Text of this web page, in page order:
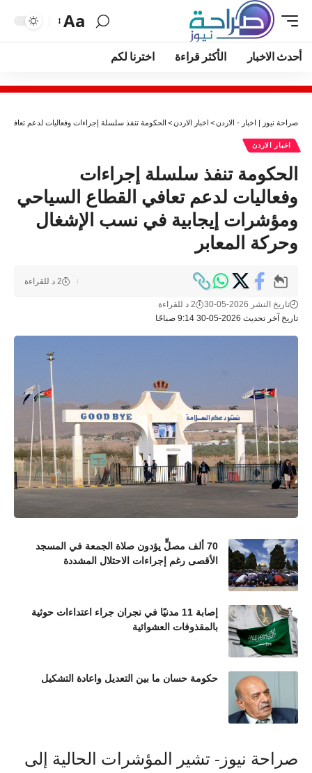
Aa
أحدث الاخبار الأكثر قراءة اخترنا لكم
صراحة نيوز | اخبار - الاردن> اخبار الاردن> الحكومة تنفذ سلسلة إجراءات وفعاليات لدعم تعافي
اخبار الاردن
الحكومة تنفذ سلسلة إجراءات
وفعاليات لدعم تعافي القطاع السياحي
ومؤشرات إيجابية في نسب الإشغال
وحركة المعابر
تاريخ آخر تحديث 2026-05-30 9:14 صباحًا
تاريخ النشر 2026-05-30 2 د للقراءة
2 د للقراءة
70 ألف مصلٍّ يؤدون صلاة الجمعة في المسجد
الأقصى رغم إجراءات الاحتلال المشددة
إصابة 11 مدنيًا في نجران جراء اعتداءات حوثية
بالمقذوفات العشوائية
حكومة حسان ما بين التعديل واعادة التشكيل
صراحة نيوز- تشير المؤشرات الحالية إلى